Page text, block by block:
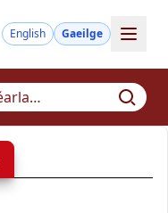
English Gaeilge